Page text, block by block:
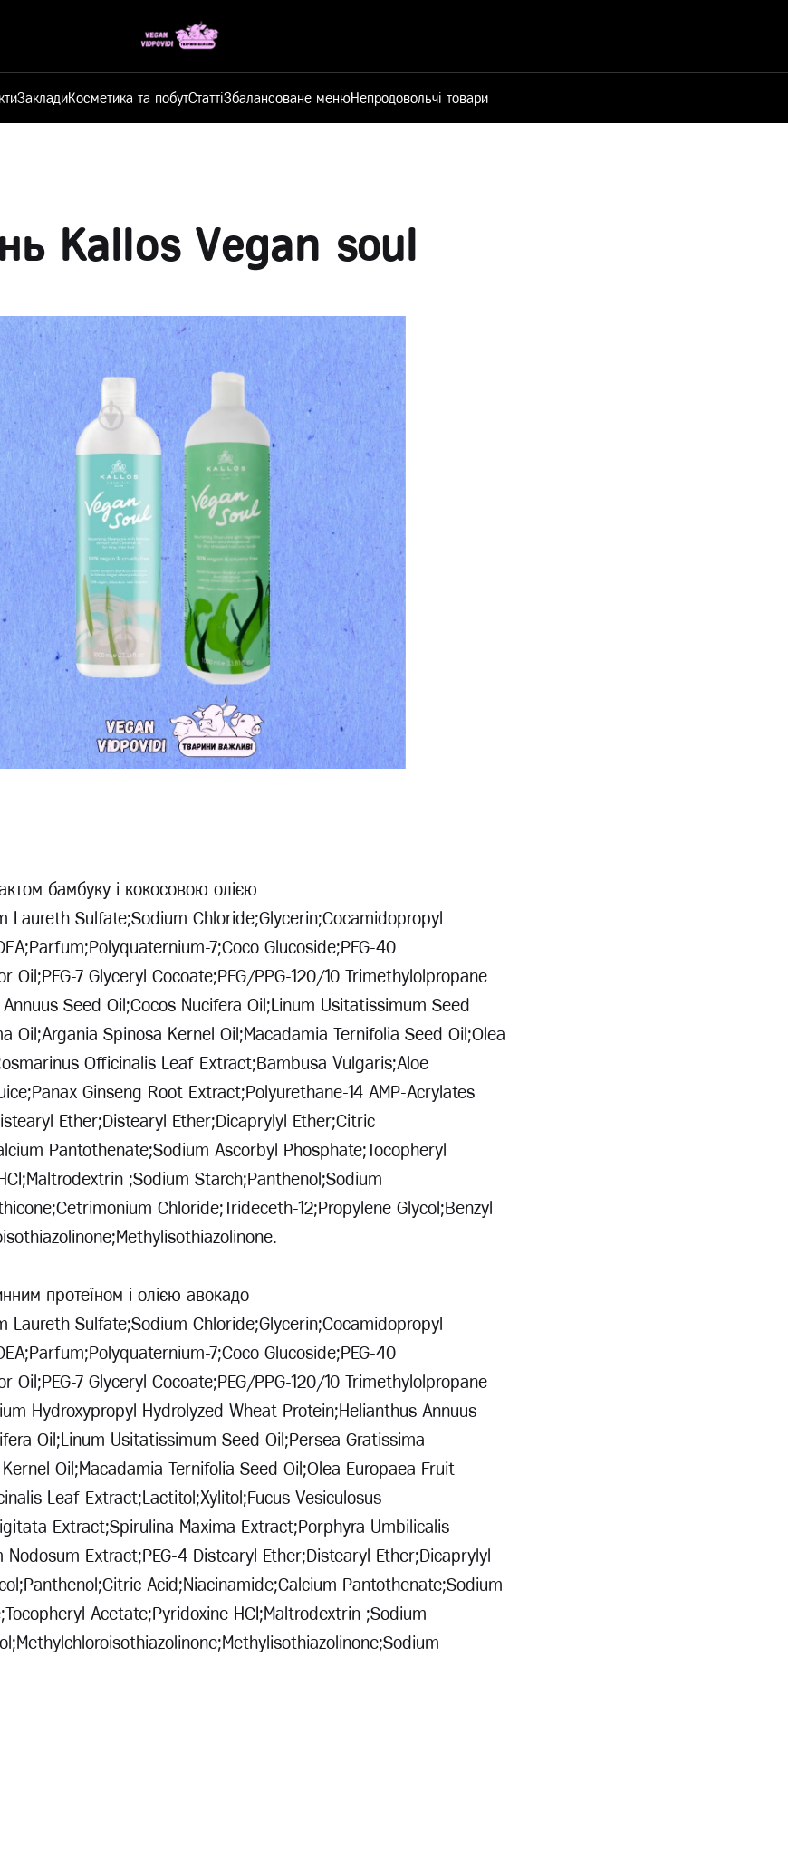
ЗакладиКосметика та побутСтаттіЗбалансоване менюНепродовольчі товари
Kallos Vegan soul
бамбуку і кокосовою олією
Laureth Sulfate;Sodium Chloride;Glycerin;Cocamidopropyl
7;Coco Glucoside;PEG-40
Oil;PEG-7 Glyceryl Cocoate;PEG/PPG-120/10 Trimethylolpropane
Seed Oil;Cocos Nucifera Oil;Linum Usitatissimum Seed
Oil;Argania Spinosa Kernel Oil;Macadamia Ternifolia Seed Oil;Olea
Officinalis Leaf Extract;Bambusa Vulgaris;Aloe
Ginseng Root Extract;Polyurethane-14 AMP-Acrylates
Ether;Distearyl Ether;Dicaprylyl Ether;Citric
Pantothenate;Sodium Ascorbyl Phosphate;Tocopheryl
;Sodium Starch;Panthenol;Sodium
Chloride;Trideceth-12;Propylene Glycol;Benzyl
протеїном і олією авокадо
Laureth Sulfate;Sodium Chloride;Glycerin;Cocamidopropyl
7;Coco Glucoside;PEG-40
Oil;PEG-7 Glyceryl Cocoate;PEG/PPG-120/10 Trimethylolpropane
Hydroxypropyl Hydrolyzed Wheat Protein;Helianthus Annuus
Oil;Linum Usitatissimum Seed Oil;Persea Gratissima
Oil;Macadamia Ternifolia Seed Oil;Olea Europaea Fruit
Leaf Extract;Lactitol;Xylitol;Fucus Vesiculosus
Extract;Spirulina Maxima Extract;Porphyra Umbilicalis
Nodosum Extract;PEG-4 Distearyl Ether;Distearyl Ether;Dicaprylyl
Acid;Niacinamide;Calcium Pantothenate;Sodium
Acetate;Pyridoxine HCI;Maltrodextrin ;Sodium